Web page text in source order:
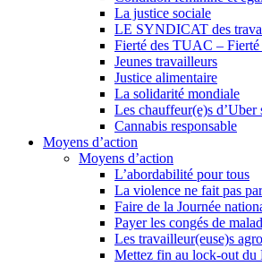
La justice sociale
LE SYNDICAT des
Fierté des TUAC – Fierté
Jeunes travailleurs
Justice alimentaire
La solidarité mondiale
Les chauffeur(e)s d’Uber
Cannabis responsable
Moyens d’action
Moyens d’action
L’abordabilité pour tous
La violence ne fait pas
Faire de la Journée
Payer les congés de
Les travailleur(euse)s
Mettez fin au lock-out du